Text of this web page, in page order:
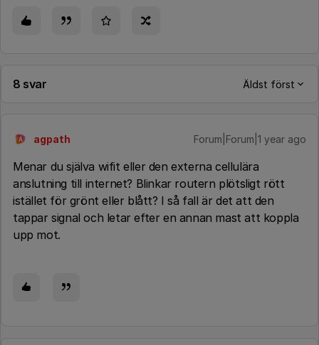
8 svar Äldst först
A agpath Forum|Forum|1 year ago
Menar du själva wifit eller den externa cellulära
anslutning till internet? Blinkar routern plötsligt rött
istället för grönt eller blått? I så fall är det att den
tappar signal och letar efter en annan mast att koppla
upp mot.